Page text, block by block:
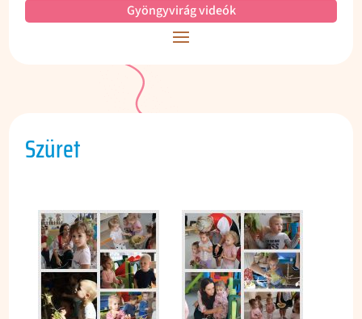
Gyöngyvirág videók
Szüret